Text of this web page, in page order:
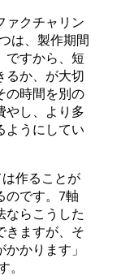
ァクチャリン
は、製作期間
ですから、短
るか、が大切
の時間を別の
やし、より多
ようにしてい
は作ることが
のです。7軸
ならこうした
きますが、そ
かります」
。